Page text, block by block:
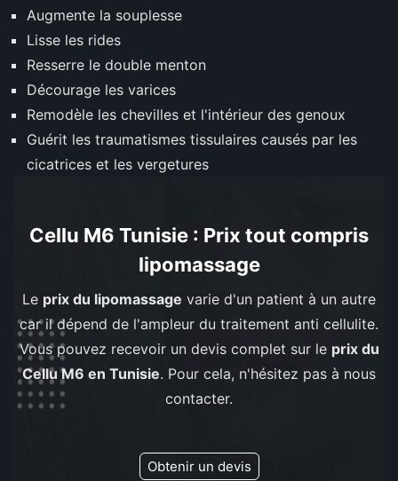
Augmente la souplesse
Lisse les rides
Resserre le double menton
Décourage les varices
Remodèle les chevilles et l'intérieur des genoux
Guérit les traumatismes tissulaires causés par les
cicatrices et les vergetures
Cellu M6 Tunisie : Prix tout compris
lipomassage
Le prix du lipomassage varie d'un patient à un autre
car il dépend de l'ampleur du traitement anti cellulite.
Vous pouvez recevoir un devis complet sur le prix du
Cellu M6 en Tunisie. Pour cela, n'hésitez pas à nous
contacter.
Obtenir un devis